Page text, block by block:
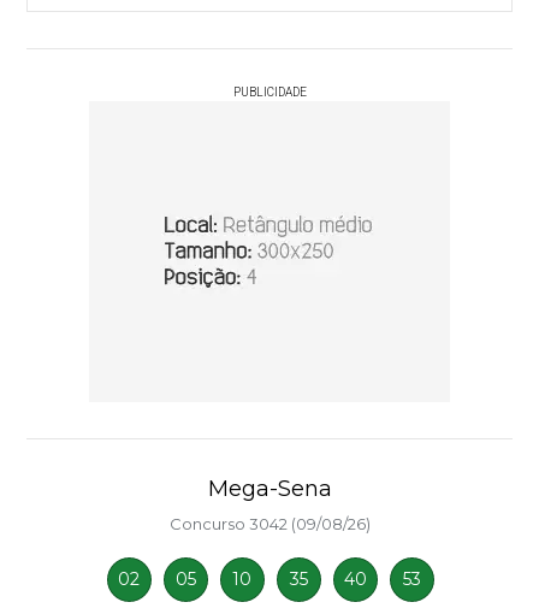
PUBLICIDADE
Mega-Sena
Concurso 3042 (09/08/26)
02 05 10 35 40 53